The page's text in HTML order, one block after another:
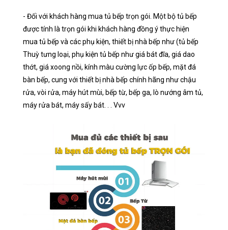
- Đối với khách hàng mua tủ bếp trọn gói. Một bộ tủ bếp
được tính là trọn gói khi khách hàng đồng ý thực hiện
mua tủ bếp và các phụ kiện, thiết bị nhà bếp như (tủ bếp
Thuỳ tưng loại, phụ kiện tủ bếp như giá bát đĩa, giá dao
thớt, giá xoong nồi, kính màu cường lực ốp bếp, mặt đá
bàn bếp, cung với thiết bị nhà bếp chính hãng như chậu
rửa, vòi rửa, máy hút mùi, bếp từ, bếp ga, lò nướng âm tủ,
máy rửa bát, máy sấy bát. . . Vvv